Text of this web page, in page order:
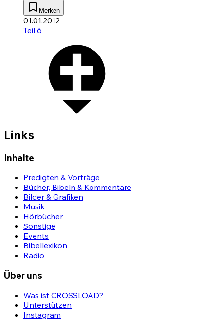
Merken
01.01.2012
Teil 6
Links
Inhalte
Predigten & Vorträge
Bücher, Bibeln & Kommentare
Bilder & Grafiken
Musik
Hörbücher
Sonstige
Events
Bibellexikon
Radio
Über uns
Was ist CROSSLOAD?
Unterstützen
Instagram